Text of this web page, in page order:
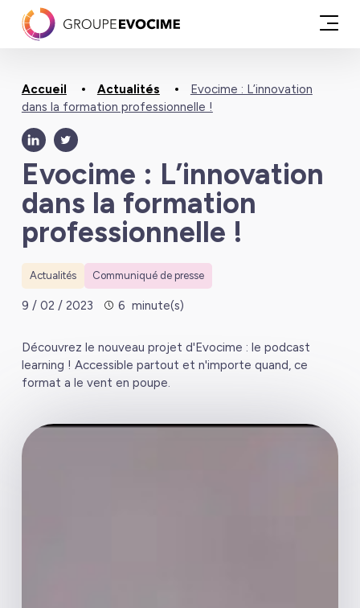
Accueil Actualités
Evocime : L’innovation
dans la formation professionnelle !
Evocime : L’innovation
dans la formation
professionnelle !
Actualités Communiqué de presse
9 / 02 / 2023 6 minute(s)
Découvrez le nouveau projet d'Evocime : le podcast
learning ! Accessible partout et n'importe quand, ce
format a le vent en poupe.